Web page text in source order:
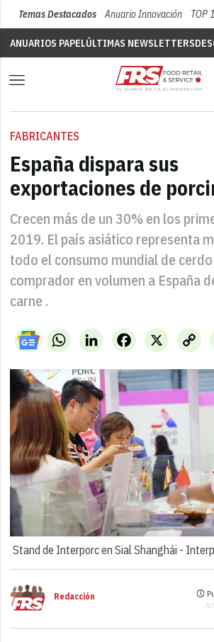
Temas Destacados Anuario Innovación TOP
ANUARIOS PAPELÚLTIMAS NEWSLETTERS
FABRICANTES
España dispara sus
exportaciones de
Crecen más de un 30% en los
2019. El país asiático representa
todo el consumo mundial de
comprador en volumen a España
carne .
WhatsAppLinkedIn X
Facebook
Stand de Interporc en Sial Shanghái -
Redacción